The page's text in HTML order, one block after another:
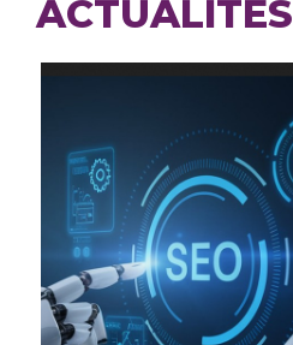
ACTUALITÉS